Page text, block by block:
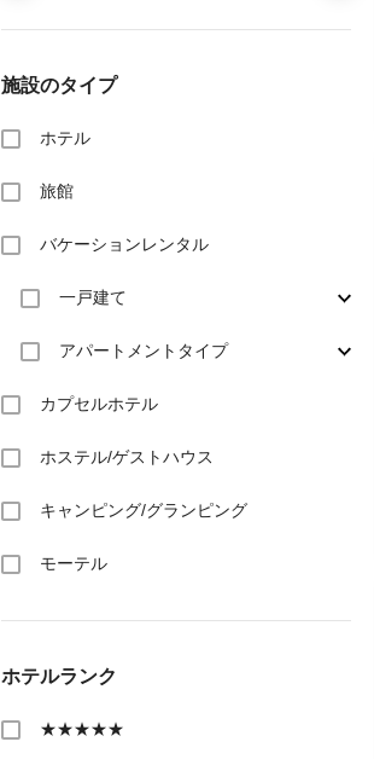
施設のタイプ
ホテル
旅館
バケーションレンタル
一戸建て
アパートメントタイプ
カプセルホテル
ホステル/ゲストハウス
キャンピング/グランピング
モーテル
ホテルランク
★★★★★